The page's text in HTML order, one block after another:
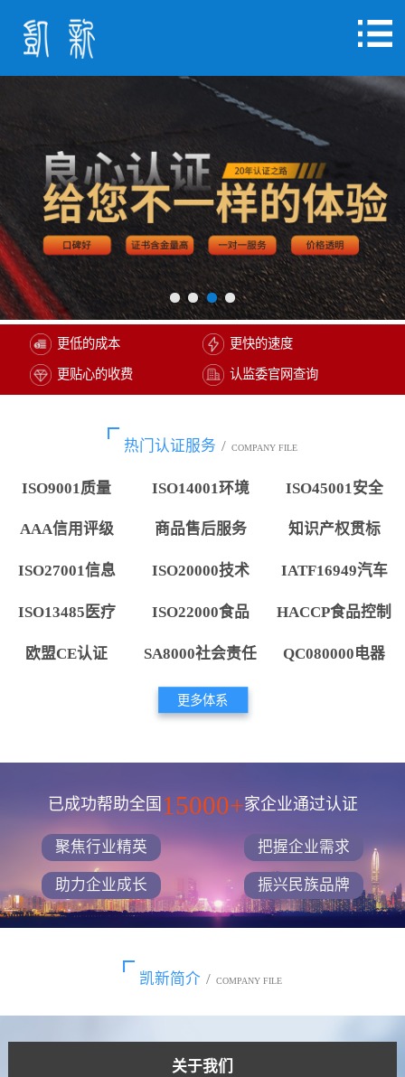
更低的成本 更快的速度
更贴心的收费 认监委官网查询
热门认证服务 / COMPANY FILE
ISO9001质量 ISO14001环境 ISO45001安全
AAA信用评级 商品售后服务 知识产权贯标
ISO27001信息 ISO20000技术 IATF16949汽车
ISO13485医疗 ISO22000食品 HACCP食品控制
欧盟CE认证 SA8000社会责任 QC080000电器
更多体系
已成功帮助全国 15000+家企业通过认证
聚焦行业精英 把握企业需求
助力企业成长 振兴民族品牌
凯新简介 / COMPANY FILE
关于我们